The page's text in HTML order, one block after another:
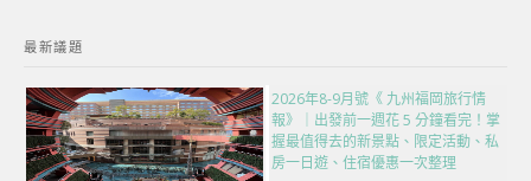
最新議題
2026年8-9月號《 九州福岡旅行情
報》｜出發前一週花 5 分鐘看完！掌
握最值得去的新景點、限定活動、私
房一日遊、住宿優惠一次整理